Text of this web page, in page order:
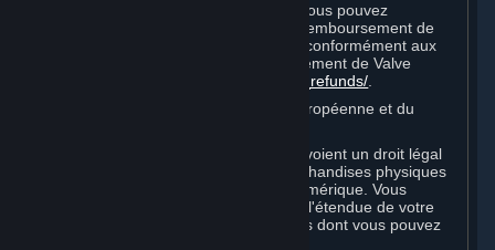
Sans préjudice aux droits légaux que vous pouvez
posséder, vous pouvez demander un remboursement de
vos commandes ou achats sur Steam conformément aux
conditions de la politique de remboursement de Valve
http://store.steampowered.com/steam_refunds/
Pour les consommateurs de l'Union européenne et du
Les droits européen et britannique prévoient un droit légal
pour annuler certains contrats de marchandises physiques
et pour les commandes de contenu numérique. Vous
pouvez trouver plus d'informations sur l'étendue de votre
droit légal de rétractation et les moyens dont vous pouvez